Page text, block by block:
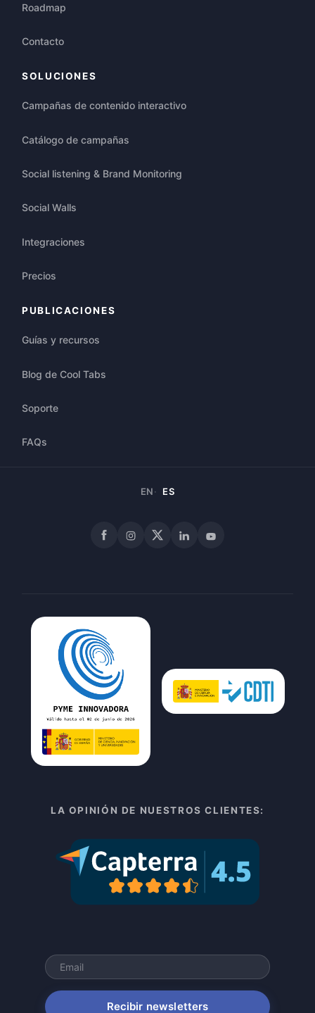
Roadmap
Contacto
SOLUCIONES
Campañas de contenido interactivo
Catálogo de campañas
Social listening & Brand Monitoring
Social Walls
Integraciones
Precios
PUBLICACIONES
Guías y recursos
Blog de Cool Tabs
Soporte
FAQs
EN ES
FacebookInstagram
X LinkedInYouTube
LA OPINIÓN DE NUESTROS CLIENTES:
Recibir newsletters